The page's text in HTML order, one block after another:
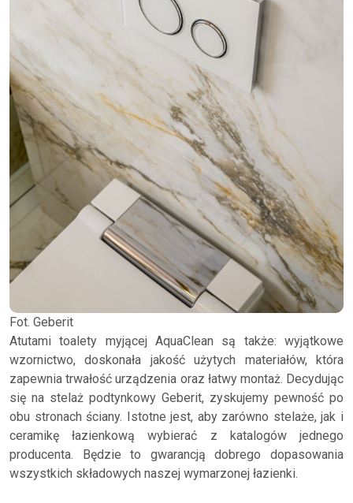
Fot. Geberit
Atutami toalety myjącej AquaClean są także: wyjątkowe
wzornictwo, doskonała jakość użytych materiałów, która
zapewnia trwałość urządzenia oraz łatwy montaż. Decydując
się na stelaż podtynkowy Geberit, zyskujemy pewność po
obu stronach ściany. Istotne jest, aby zarówno stelaże, jak i
ceramikę łazienkową wybierać z katalogów jednego
producenta. Będzie to gwarancją dobrego dopasowania
wszystkich składowych naszej wymarzonej łazienki.